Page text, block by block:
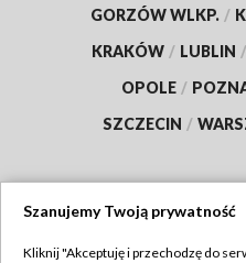
GORZÓW WLKP. /
KRAKÓW / LUBLIN /
OPOLE /
SZCZECIN /
Szanujemy Twoją prywatność
Kliknij "Akceptuję i przechodzę do